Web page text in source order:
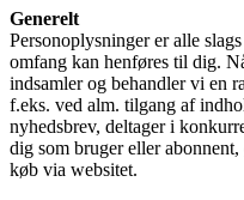
Generelt
Personoplysninger er alle
omfang kan henføres til dig.
indsamler og behandler vi en
f.eks. ved alm. tilgang af
nyhedsbrev, deltager i
dig som bruger eller
køb via websitet.